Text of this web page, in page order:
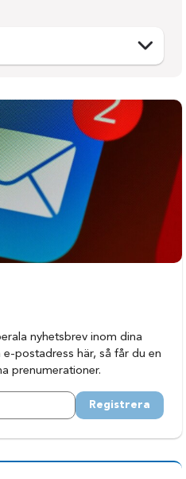
Torsås
Vimmerby
Västervik
Öland
nyhetsbrev inom dina
postadress här, så får du en
prenumerationer.
Registrera